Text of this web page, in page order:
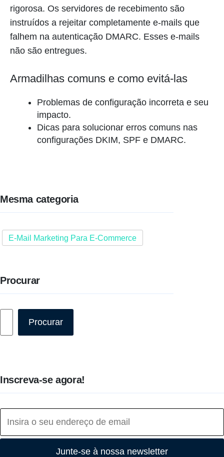
rigorosa. Os servidores de recebimento são
instruídos a rejeitar completamente e-mails que
falhem na autenticação DMARC. Esses e-mails
não são entregues.
Armadilhas comuns e como evitá-las
Problemas de configuração incorreta e seu
impacto.
Dicas para solucionar erros comuns nas
configurações DKIM, SPF e DMARC.
Mesma categoria
E-Mail Marketing Para E-Commerce
Procurar
Procurar
Inscreva-se agora!
Junte-se à nossa newsletter